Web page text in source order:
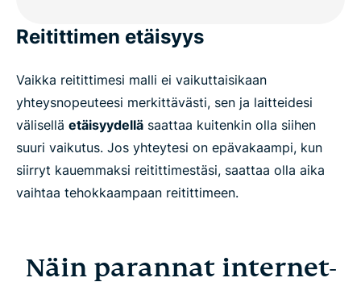
Reitittimen etäisyys
Vaikka reitittimesi malli ei vaikuttaisikaan
yhteysnopeuteesi merkittävästi, sen ja laitteidesi
välisellä etäisyydellä saattaa kuitenkin olla siihen
suuri vaikutus. Jos yhteytesi on epävakaampi, kun
siirryt kauemmaksi reitittimestäsi, saattaa olla aika
vaihtaa tehokkaampaan reitittimeen.
Näin parannat internet-